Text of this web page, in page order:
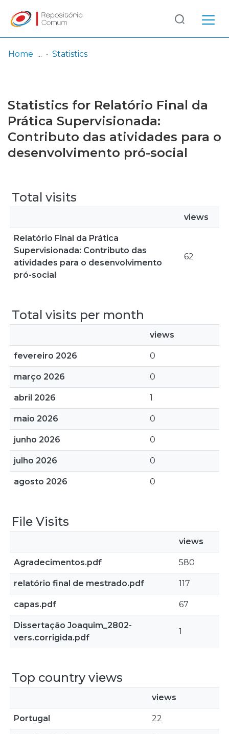
Browse repository
Entities
Log
In
(current)
Home Statistics
Statistics for Relatório Final da
Prática Supervisionada:
Contributo das atividades para o
desenvolvimento pró-social
Total visits
views
Relatório Final da Prática
Supervisionada: Contributo das
atividades para o desenvolvimento
pró-social
62
Total visits per month
views
fevereiro 2026 0
março 2026 0
abril 2026 1
maio 2026 0
junho 2026 0
julho 2026 0
agosto 2026 0
File Visits
views
Agradecimentos.pdf 580
relatório final de mestrado.pdf 117
capas.pdf 67
Dissertação Joaquim_2802-
vers.corrigida.pdf
1
Top country views
views
Portugal 22